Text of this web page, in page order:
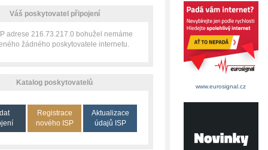
Váš poskytovatel připojení
adrese 216.73.217.0 bohužel nemáme
žádného poskytovatele internetu.
Katalog poskytovatelů
Registrace
nového ISP
Aktualizace
údajů ISP
www.eurosignal.cz